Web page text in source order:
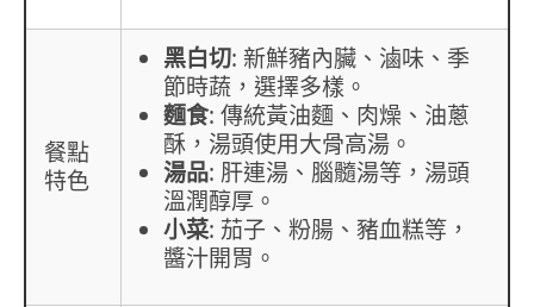
餐點
特色
黑白切: 新鮮豬內臟、滷味、季
節時蔬，選擇多樣。
麵食: 傳統黃油麵、肉燥、油蔥
酥，湯頭使用大骨高湯。
湯品: 肝連湯、腦髓湯等，湯頭
溫潤醇厚。
小菜: 茄子、粉腸、豬血糕等，
醬汁開胃。